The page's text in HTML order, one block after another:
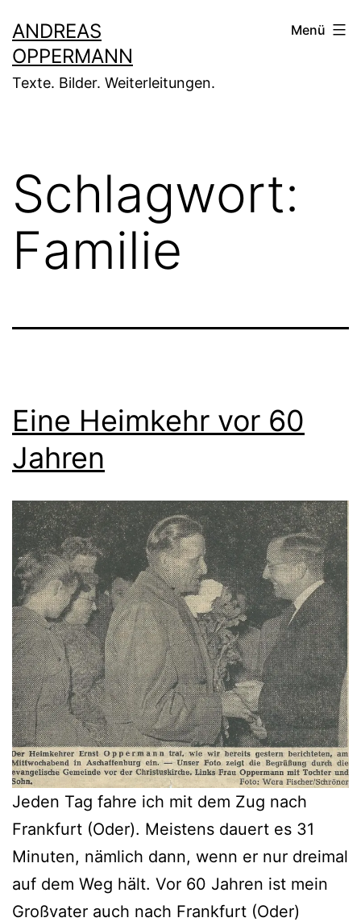
Inhalt
springen
ANDREAS
OPPERMANN
Texte. Bilder. Weiterleitungen.
Menü
Schlagwort:
Familie
Eine Heimkehr vor 60
Jahren
Jeden Tag fahre ich mit dem Zug nach
Frankfurt (Oder). Meistens dauert es 31
Minuten, nämlich dann, wenn er nur dreimal
auf dem Weg hält. Vor 60 Jahren ist mein
Großvater auch nach Frankfurt (Oder)